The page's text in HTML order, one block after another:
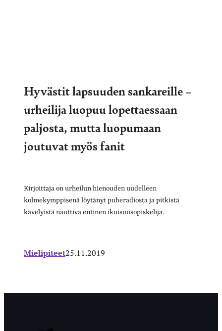
Hyvästit lapsuuden sankareille –
urheilija luopuu lopettaessaan
paljosta, mutta luopumaan
joutuvat myös fanit
Kirjoittaja on urheilun hienouden uudelleen
kolmekymppisenä löytänyt puheradiosta ja pitkistä
kävelyistä nauttiva entinen ikuisuusopiskelija.
Mielipiteet25.11.2019